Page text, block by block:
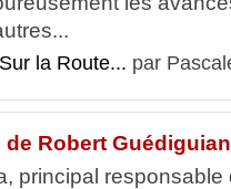
Sur la Route... par
de Robert
principal